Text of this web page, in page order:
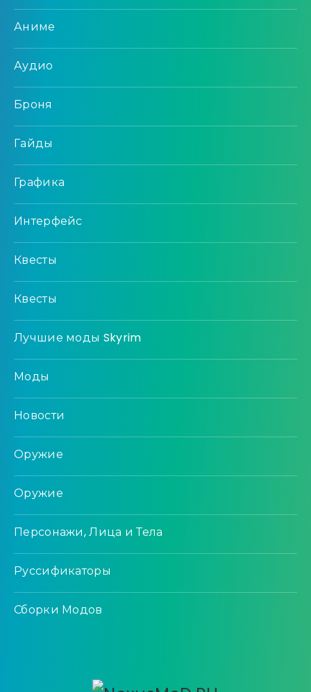
Аниме
Аудио
Броня
Гайды
Графика
Интерфейс
Квесты
Квесты
Лучшие моды Skyrim
Моды
Новости
Оружие
Оружие
Персонажи, Лица и Тела
Руссификаторы
Сборки Модов